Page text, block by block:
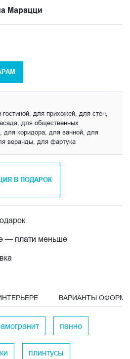
Марацци
для прихожей, для стен,
для общественных
коридора, для ванной, для
веранды, для фартука
В ПОДАРОК
— плати меньше
ВАРИАНТЫ
панно
плинтусы